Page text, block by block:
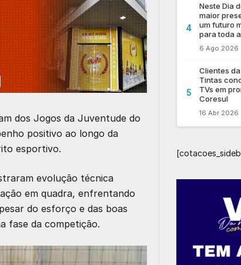
dos Jogos da Juventude do
positivo ao longo da
esportivo.
evolução técnica
em quadra, enfrentando
do esforço e das boas
fase da competição.
4
Neste Dia
maior
um futuro
para toda
6 Ago 2026
5
Clientes
Tintas
TVs em
Coresul
16 Abr 2026